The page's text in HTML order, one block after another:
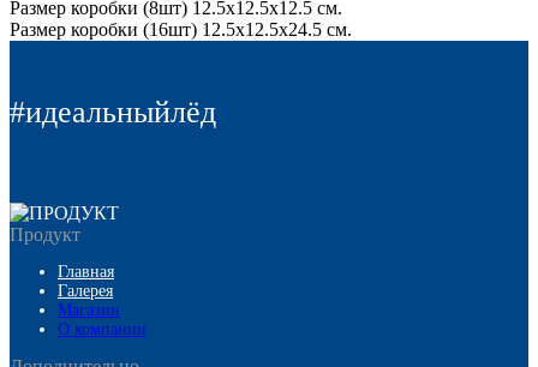
Размер коробки (8шт) 12.5х12.5х12.5 см.
Размер коробки (16шт) 12.5х12.5х24.5 см.
#идеальныйлёд
Продукт
Главная
Галерея
Магазин
О компании